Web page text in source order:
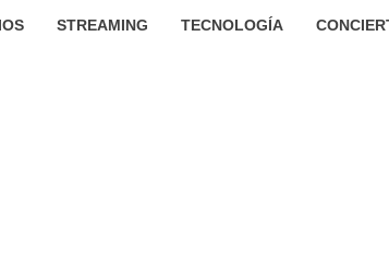
STREAMING TECNOLOGÍA